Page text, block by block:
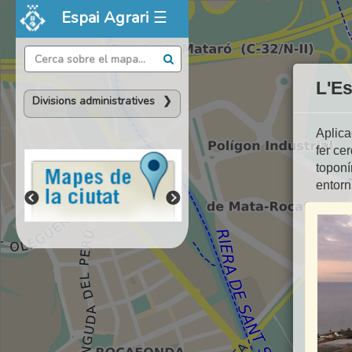
Espai Agrari ☰
Divisions administratives ❯
fer